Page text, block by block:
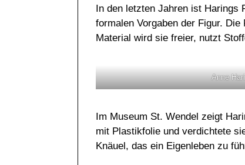
In den letzten Jahren ist Harings
formalen Vorgaben der Figur.
Material wird sie freier, nutzt
Anne
Im Museum St. Wendel zeigt
mit Plastikfolie und verdichtete
Knäuel, das ein Eigenleben zu